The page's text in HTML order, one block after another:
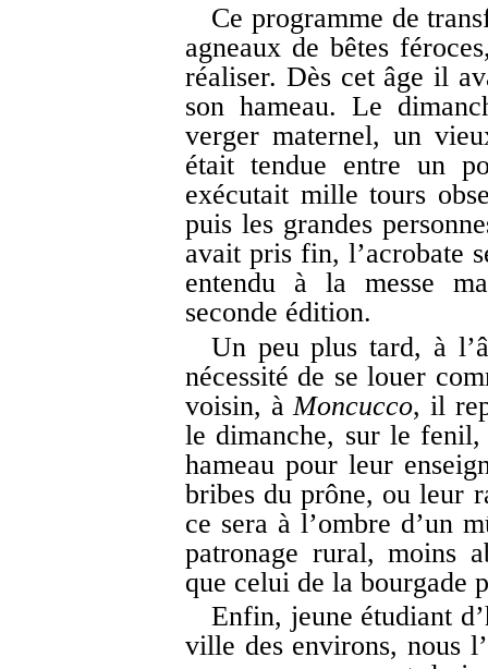
Ce programme de
agneaux de bêtes
réaliser. Dès cet âge il
son hameau. Le
verger maternel, un
était tendue entre un
exécutait mille tours
puis les grandes
avait pris fin, l’acrobate
entendu à la messe
seconde édition.
Un peu plus tard, à
nécessité de se louer
voisin, à Moncucco, il
le dimanche, sur le
hameau pour leur
bribes du prône, ou leur
ce sera à l’ombre d’un
patronage rural, moins
que celui de la bourgade
Enfin, jeune étudiant
ville des environs, nous